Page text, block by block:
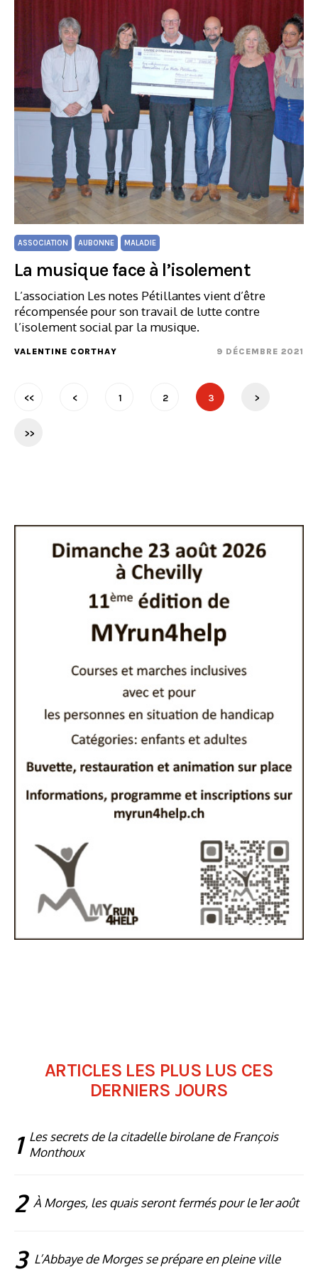
ASSOCIATION AUBONNE MALADIE
La musique face à l’isolement
L’association Les notes Pétillantes vient d’être
récompensée pour son travail de lutte contre
l’isolement social par la musique.
VALENTINE CORTHAY 9 DÉCEMBRE 2021
<< < 1 2 3 >
>>
ARTICLES LES PLUS LUS CES
DERNIERS JOURS
1 Les secrets de la citadelle birolane de François
Monthoux
2 À Morges, les quais seront fermés pour le 1er août
3 L’Abbaye de Morges se prépare en pleine ville